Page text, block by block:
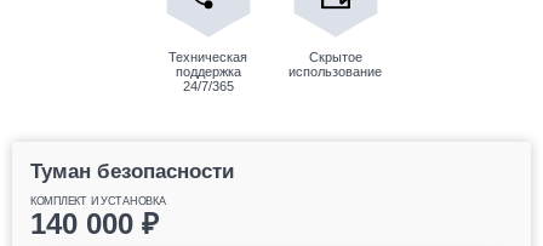
Техническая
поддержка
24/7/365
Скрытое
использование
Туман безопасности
КОМПЛЕКТ И УСТАНОВКА
140 000 ₽